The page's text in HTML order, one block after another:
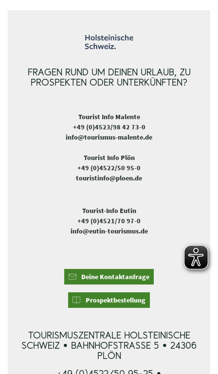
FRAGEN RUND UM DEINEN URLAUB, ZU
PROSPEKTEN ODER UNTERKÜNFTEN?
Tourist Info Malente
+49 (0)4523/98 42 73-0
info@tourismus-malente.de
Tourist Info Plön
+49 (0)4522/50 95-0
touristinfo@ploen.de
Tourist-Info Eutin
+49 (0)4521/70 97-0
info@eutin-tourismus.de
Deine Kontaktanfrage
Prospektbestellung
TOURISMUSZENTRALE HOLSTEINISCHE
SCHWEIZ • BAHNHOFSTRASSE 5 • 24306 P
LÖN